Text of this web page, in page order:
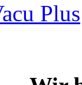
Plus